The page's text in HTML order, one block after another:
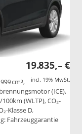
19.835,– €
incl. 19% MwSt.
cm³,
(ICE),
(WLTP), CO₂-
Klasse D,
Fahrzeuggarantie